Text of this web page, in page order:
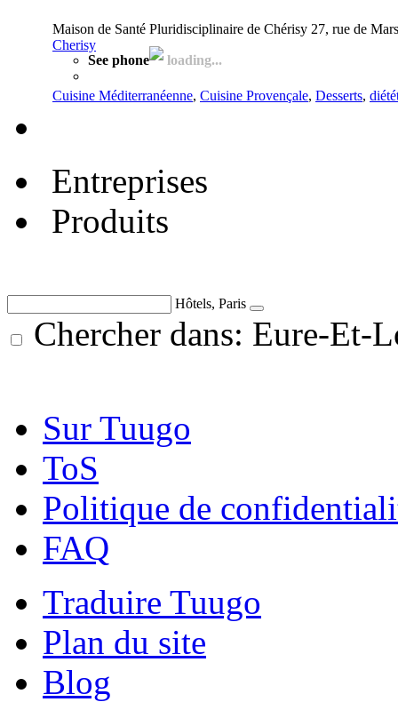
Maison de Santé Pluridisciplinaire de Chérisy 27, rue de
Cherisy
See phone
loading...
Cuisine Méditerranéenne, Cuisine Provençale, Desserts,
Entreprises
Produits
Hôtels, Paris
Chercher dans: Eure-Et-
Sur Tuugo
ToS
Politique de
FAQ
Traduire Tuugo
Plan du site
Blog